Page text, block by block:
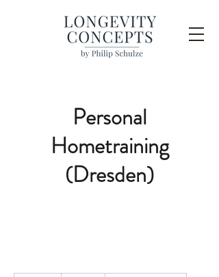
Personal
Hometraining
(Dresden)